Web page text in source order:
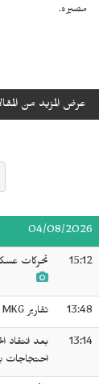
مصيره.
عرض المزيد من
04/08/2026
15:12 تحركات
13:48 تقارير MKG وDFG تكشف اتساع دائرة القمع الإعلامي في تركيا
13:14
بعد انتقاد
احتجاجات